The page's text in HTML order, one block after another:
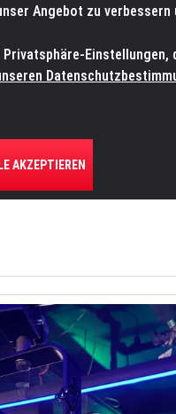
SERVICE-WERKSTATT
UNS
Angebot zu verbessern
Einstellungen,
AKZEPTIEREN